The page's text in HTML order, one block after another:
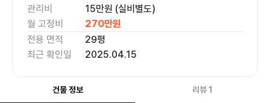
관리비
15만원 (실비별도)
월 고정비
270만원
전용 면적
29평
최근 확인일
2025.04.15
건물 정보 리뷰1